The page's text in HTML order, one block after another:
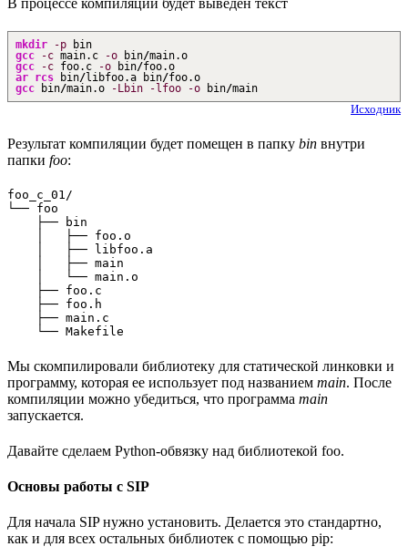
mkdir -p bin
gcc
-c main.c -o bin/main.o
gcc
-c foo.c -o bin/foo.o
ar rcs bin/libfoo.a bin/foo.o
gcc bin/main.o -Lbin -lfoo -o bin/main
Исходник
Результат компиляции будет помещен в папку bin внутри
папки foo:
foo_c_01/
└── foo
    ├── bin
    │   ├── foo.o
    │   ├── libfoo.a
    │   ├── main
    │   └── main.o
    ├── foo.c
    ├── foo.h
    ├── main.c
Мы скомпилировали библиотеку для статической линковки и
программу, которая ее использует под названием main. После
компиляции можно убедиться, что программа main
запускается.
Давайте сделаем Python-обвязку над библиотекой foo.
Основы работы с SIP
Для начала SIP нужно установить. Делается это стандартно,
как и для всех остальных библиотек с помощью pip: